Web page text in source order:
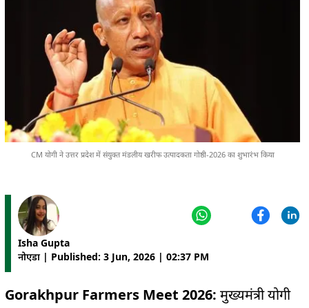
CM योगी ने उत्तर प्रदेश में संयुक्त मंडलीय खरीफ उत्पादकता गोष्ठी-2026 का शुभारंभ किया
Isha Gupta
नोएडा | Published: 3 Jun, 2026 | 02:37 PM
Gorakhpur Farmers Meet 2026: मुख्यमंत्री योगी